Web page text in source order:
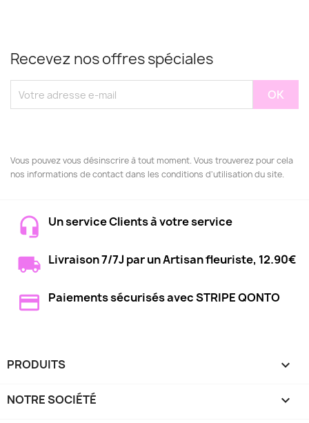
Recevez nos offres spéciales
Vous pouvez vous désinscrire à tout moment. Vous trouverez pour cela
nos informations de contact dans les conditions d'utilisation du site.
Un service Clients à votre service
Livraison 7/7J par un Artisan fleuriste, 12.90€
Paiements sécurisés avec STRIPE QONTO
PRODUITS 
NOTRE SOCIÉTÉ 